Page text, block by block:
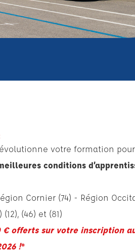
votre formation
conditions
Cornier (74) - Région
(12), (46) et (81)
€ offerts sur votre inscription
!*